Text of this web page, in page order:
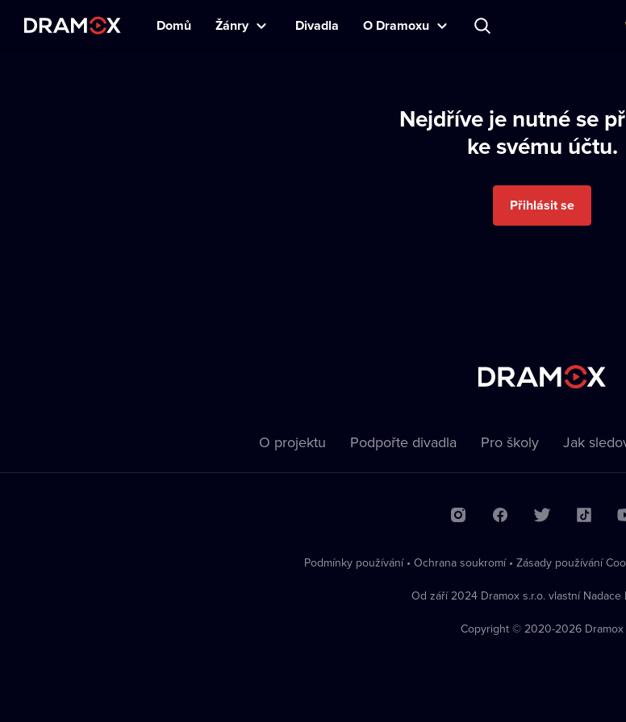
Domů Žánry Divadla O Dramoxu
Nejdříve je nutné se
ke svému účtu.
Přihlásit se
O projektu Podpořte divadla Pro školy Jak
Podmínky používání • Ochrana soukromí • Zásady používání
Od září 2024 Dramox s.r.o. vlastní Nadace
Copyright © 2020-2026 Dramox